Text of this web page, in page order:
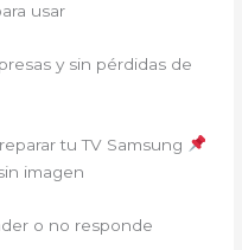
usar
y sin pérdidas de
tu TV Samsung
imagen
o no responde